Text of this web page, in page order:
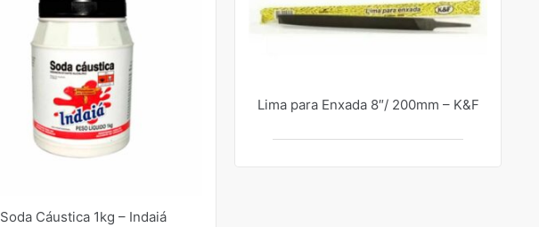
Soda Cáustica 1kg – Indaiá
Lima para Enxada 8″/ 200mm – K&F